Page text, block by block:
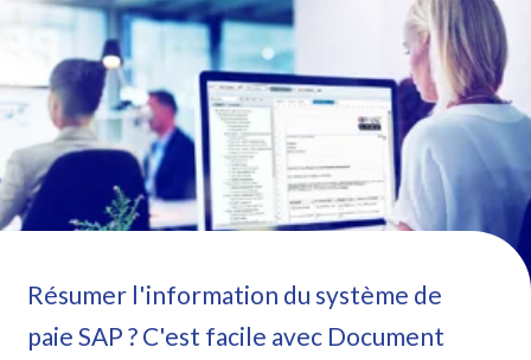
Résumer l'information du système de
paie SAP ? C'est facile avec Document